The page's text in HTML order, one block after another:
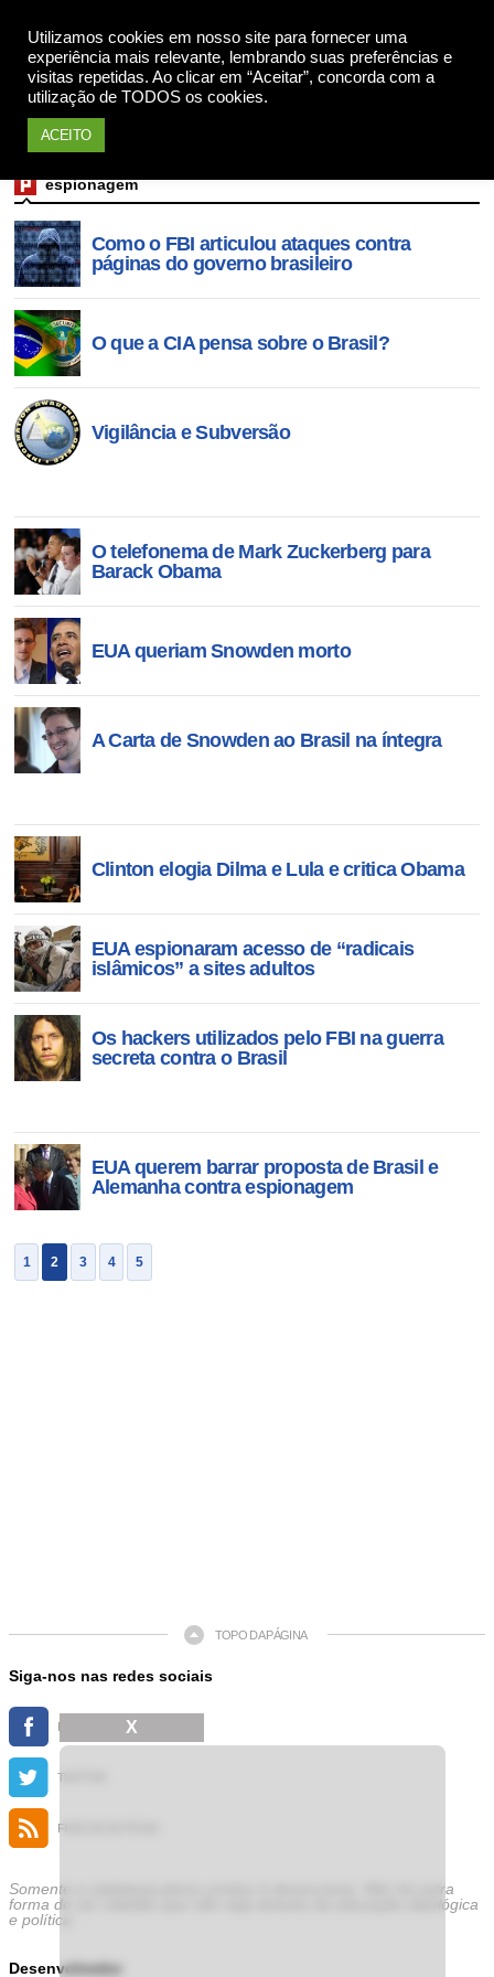
Utilizamos cookies em nosso site para fornecer uma
experiência mais relevante, lembrando suas preferências e
visitas repetidas. Ao clicar em “Aceitar”, concorda com a
utilização de TODOS os cookies.
ACEITO
espionagem
Como o FBI articulou ataques contra
páginas do governo brasileiro
O que a CIA pensa sobre o Brasil?
Vigilância e Subversão
O telefonema de Mark Zuckerberg para
Barack Obama
EUA queriam Snowden morto
A Carta de Snowden ao Brasil na íntegra
Clinton elogia Dilma e Lula e critica Obama
EUA espionaram acesso de “radicais
islâmicos” a sites adultos
Os hackers utilizados pelo FBI na guerra
secreta contra o Brasil
EUA querem barrar proposta de Brasil e
Alemanha contra espionagem
1 2 3 4 5
TOPO DA PÁGINA
Siga-nos nas redes sociais
FACEBOOK
TWITTER
FEED DE NOTÍCIAS
Somente a cidadania plena conduz à democracia. Não há outra
forma de ser cidadão que não seja através da educação ideológica
e política.
Desenvolvedor
X